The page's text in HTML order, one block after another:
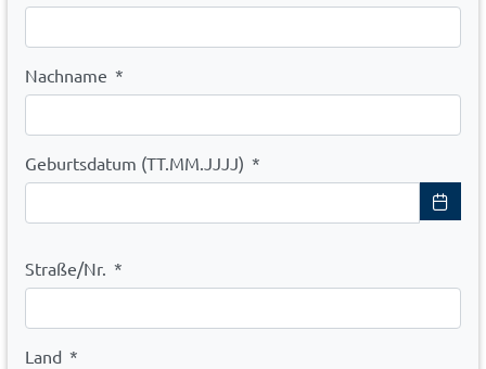
Nachname *
Geburtsdatum (TT.MM.JJJJ) *
Straße/Nr. *
Land *